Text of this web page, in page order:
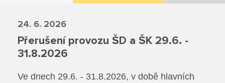
24. 6. 2026
Přerušení provozu ŠD a ŠK 29.6. -
31.8.2026
Ve dnech 29.6. - 31.8.2026, v době hlavních